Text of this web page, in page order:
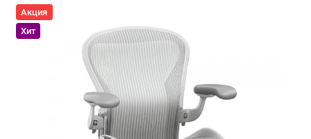
Акция
Хит